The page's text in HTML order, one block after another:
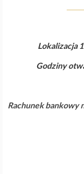
Lokalizacja
Godziny
Rachunek bankowy